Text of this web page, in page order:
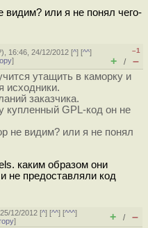
видим? или я не понял чего-
), 16:46, 24/12/2012 [^] [^^]
]
–1
+ / –
утащить в каморку и
исходники.
заказчика.
купленный GPL-код он не
не видим? или я не понял
каким образом они
не предоставляли код
12/2012 [^] [^^] [^^^]
] + / –